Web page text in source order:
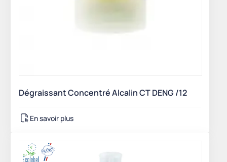
Dégraissant Concentré Alcalin CT DENG /12
En savoir plus